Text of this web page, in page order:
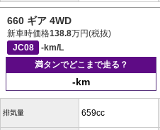
660 ギア 4WD
新車時価格138.8万円(税抜)
JC08
-km/L
満タンでどこまで走る？
-km
排気量 659cc